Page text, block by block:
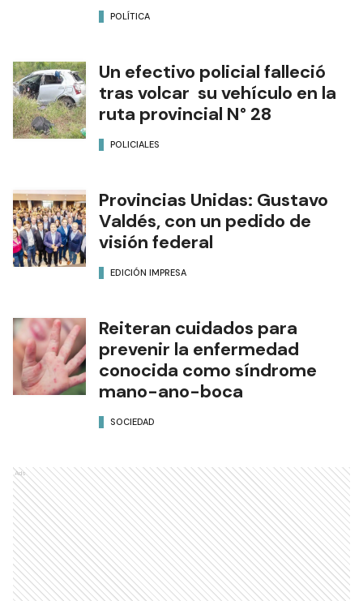
POLÍTICA
Un efectivo policial falleció
tras volcar su vehículo en la
ruta provincial N° 28
POLICIALES
Provincias Unidas: Gustavo
Valdés, con un pedido de
visión federal
EDICIÓN IMPRESA
Reiteran cuidados para
prevenir la enfermedad
conocida como síndrome
mano-ano-boca
SOCIEDAD
Ads